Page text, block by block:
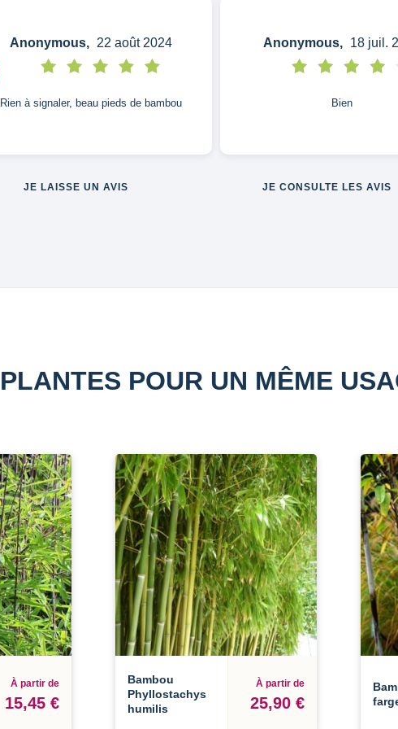
Anonymous, 22 août 2024
Rien à signaler, beau pieds de bambou
Anonymous, 18 juil.
Bien
JE LAISSE UN AVIS JE CONSULTE LES AVIS
PLANTES POUR UN MÊME
À partir de
15,45 €
Bambou
Phyllostachys
humilis
À partir de
25,90 €